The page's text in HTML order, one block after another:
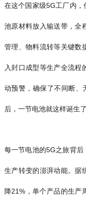
在这个国家级5G工厂内
池原材料放入输送带，全
管理、物料流转等关键数
入封口成型等生产全流程
动预警，确保了不间断、
后，一节电池就这样诞生了
每一节电池的5G之旅背
生产转变的澎湃动能。据
降21%，单个产品的生产